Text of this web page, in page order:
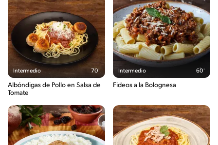
Intermedio 70'
Albóndigas de Pollo en Salsa de
Tomate
Intermedio 60'
Fideos a la Bolognesa